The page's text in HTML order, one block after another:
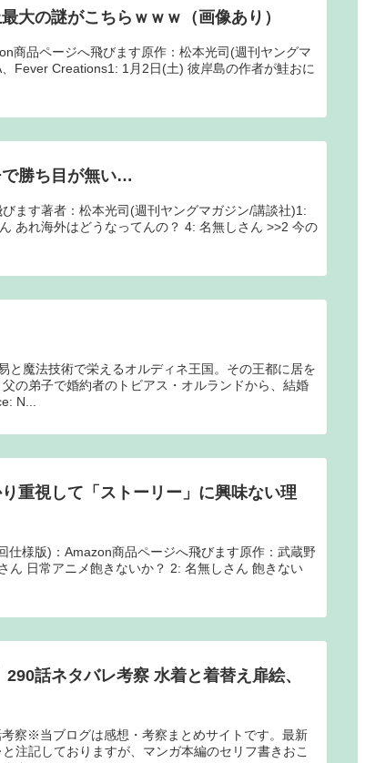
大の謎がこちらｗｗｗ（画像あり）
商品ページへ飛びます原作：松本光司(週刊ヤングマ
Fever Creations1: 1月2日(土) 彼岸島の作者が鮭おに
で勝ち目が無い…
ます著者：松本光司(週刊ヤングマガジン/講談社)1:
あれ海外はどうなってんの？ 4: 名無しさん >>2 今の
と魔法技術で栄えるオルディネ王国。その王都に居を
の弟子で婚約者のトビアス・オルランドから、結婚
N...
重視して「ストーリー」に興味ない理
仕様版)：Amazon商品ページへ飛びます原作：武蔵野
日常アニメ飽きないか？ 2: 名無しさん 飽きない
話ネタバレ考察 水着と着替え扉絵、
察※当ブログは感想・考察まとめサイトです。最新
注記しておりますが、マンガ本編のセリフ書きおこ